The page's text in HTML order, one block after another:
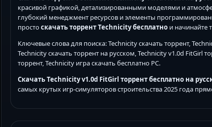
красивой графикой, детализированными моделями и
глубокий менеджмент ресурсов и элементы
простоскачать торрент Technicity бесплатно и начинайте
Ключевые слова для поиска: Technicity скачать торрент,
Technicity скачать торрент на русском, Technicity v1.0d FitGirl
торрент, Technicity игра скачать бесплатно PC.
Скачать Technicity v1.0d FitGirl торрент бесплатно на
самых крутых игр-симуляторов строительства 2025 года